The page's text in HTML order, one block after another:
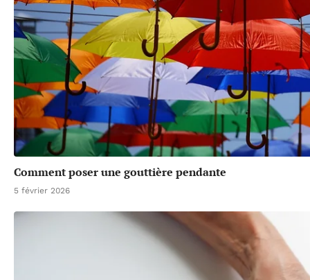
Comment poser une gouttière pendante
5 février 2026